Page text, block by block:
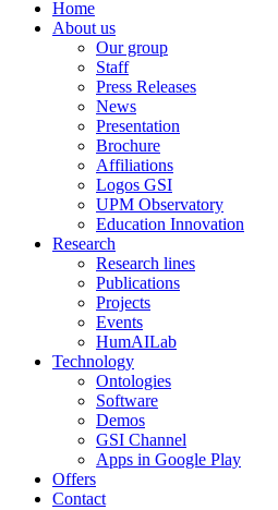
Home
About us
Our group
Staff
Press Releases
News
Presentation
Brochure
Affiliations
Logos GSI
UPM Observatory
Education Innovation
Research
Research lines
Publications
Projects
Events
HumAILab
Technology
Ontologies
Software
Demos
GSI Channel
Apps in Google Play
Offers
Contact